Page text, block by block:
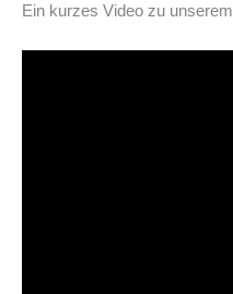
Ein kurzes Video zu unserem